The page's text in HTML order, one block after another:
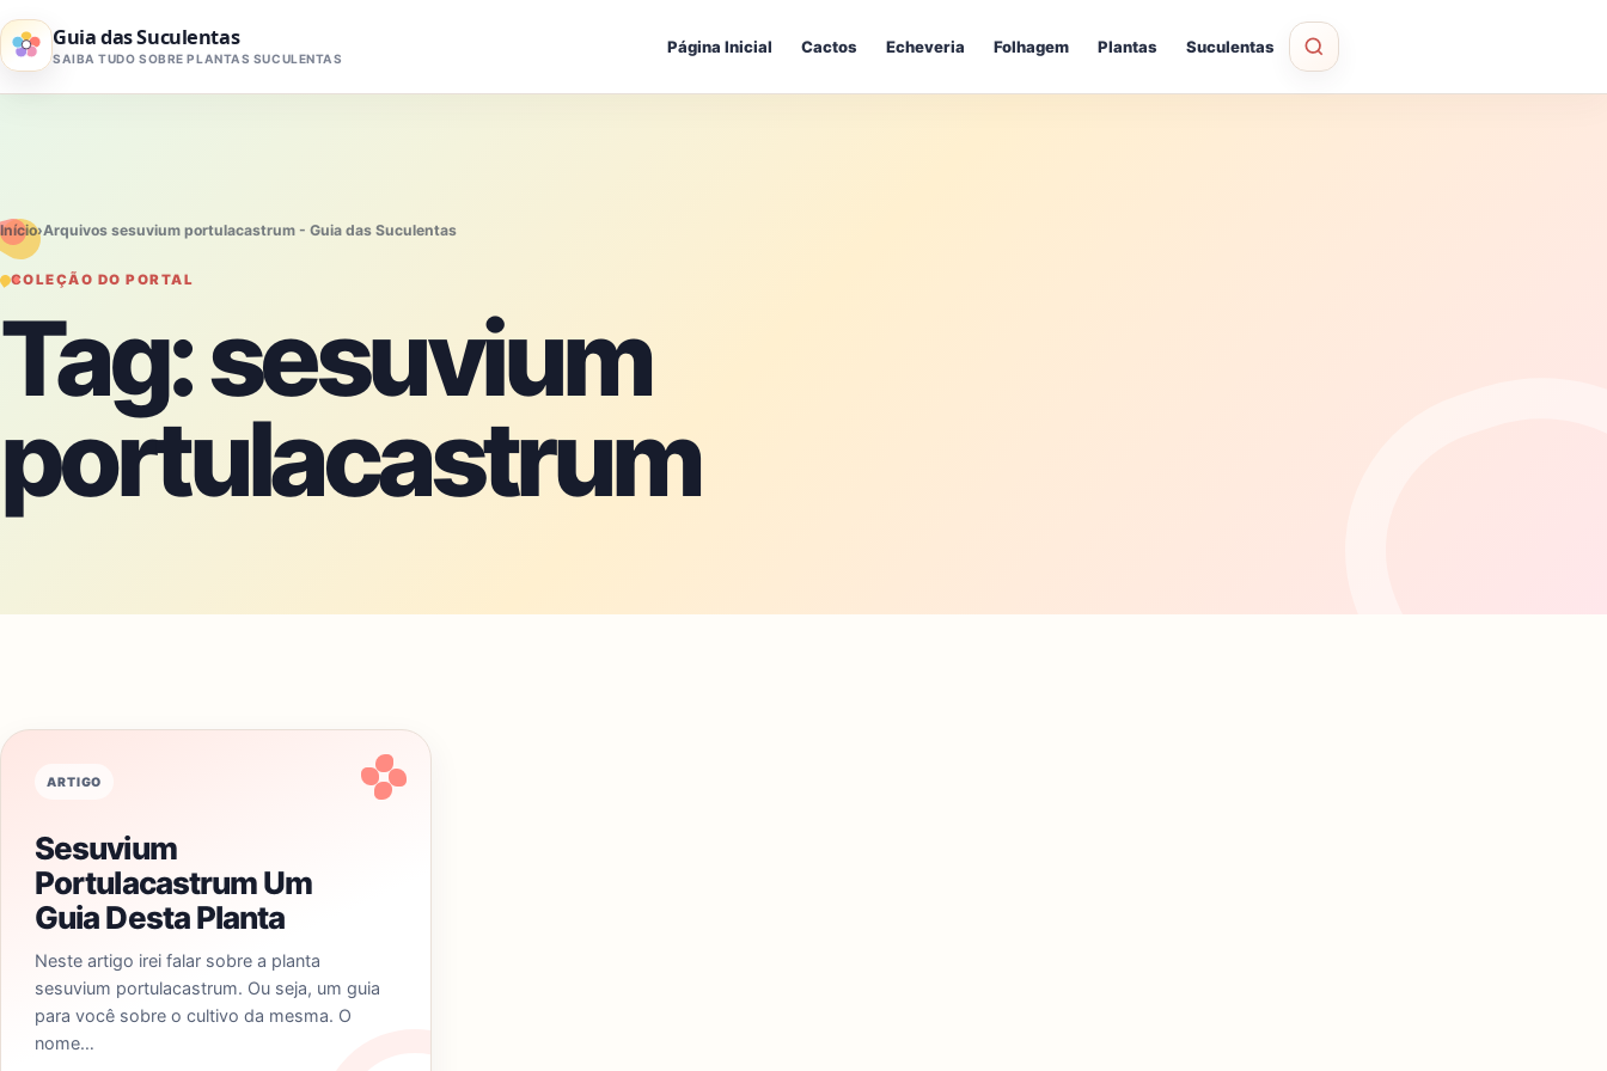
Pular para o conteúdo
Guia das Suculentas
SAIBA TUDO SOBRE PLANTAS SUCULENTAS
Página Inicial Cactos Echeveria Folhagem Plantas Suculentas
Início›Arquivos sesuvium portulacastrum - Guia das Suculentas
COLEÇÃO DO PORTAL
Tag:sesuvium
portulacastrum
ARTIGO
Sesuvium
Portulacastrum Um
Guia Desta Planta
Neste artigo irei falar sobre a planta
sesuvium portulacastrum. Ou seja, um guia
para você sobre o cultivo da mesma. O
nome…